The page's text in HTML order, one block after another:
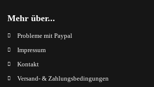
Mehr über...
Probleme mit Paypal
Impressum
Kontakt
Versand- & Zahlungsbedingungen